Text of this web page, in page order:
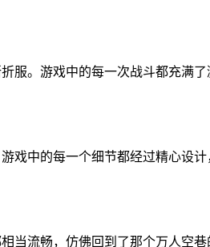
服。游戏中的每一次战斗都充满
戏中的每一个细节都经过精心设
当流畅，仿佛回到了那个万人空